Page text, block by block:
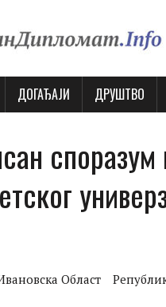
ДОГАЂАJИ ДРУШТВО
Област